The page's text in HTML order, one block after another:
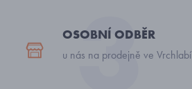
OSOBNÍ ODBĚR
u nás na prodejně ve Vrchlabí